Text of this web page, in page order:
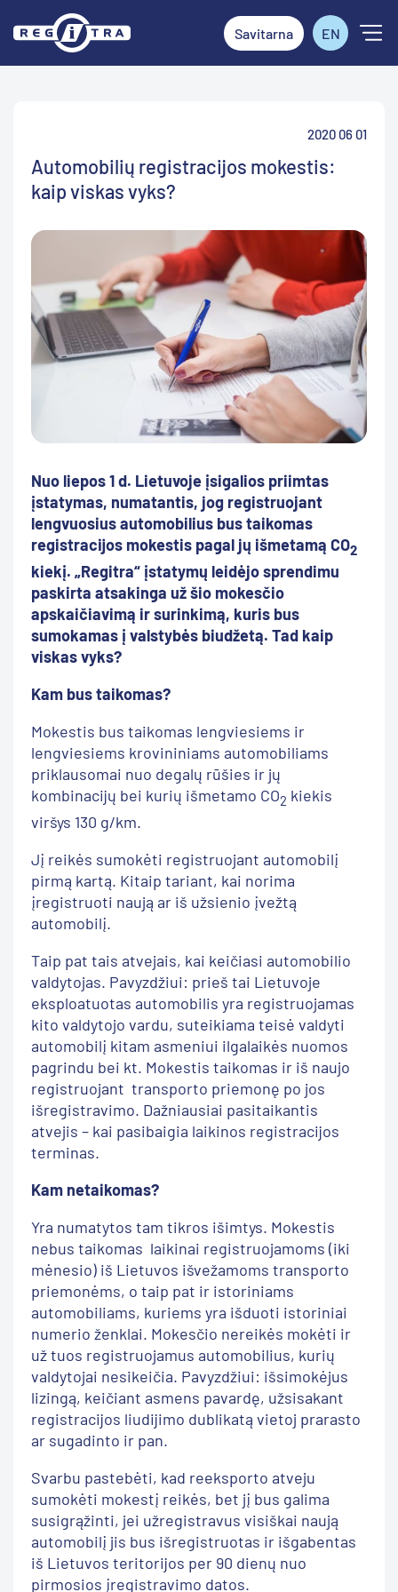
Savitarna EN
2020 06 01
Automobilių registracijos mokestis:
kaip viskas vyks?
Nuo liepos 1 d. Lietuvoje įsigalios priimtas
įstatymas, numatantis, jog registruojant
lengvuosius automobilius bus taikomas
registracijos mokestis pagal jų išmetamą CO2
kiekį. „Regitra“ įstatymų leidėjo sprendimu
paskirta atsakinga už šio mokesčio
apskaičiavimą ir surinkimą, kuris bus
sumokamas į valstybės biudžetą. Tad kaip
viskas vyks?
Kam bus taikomas?
Mokestis bus taikomas lengviesiems ir
lengviesiems krovininiams automobiliams
priklausomai nuo degalų rūšies ir jų
kombinacijų bei kurių išmetamo CO2 kiekis
viršys 130 g/km.
Jį reikės sumokėti registruojant automobilį
pirmą kartą. Kitaip tariant, kai norima
įregistruoti naują ar iš užsienio įvežtą
automobilį.
Taip pat tais atvejais, kai keičiasi automobilio
valdytojas. Pavyzdžiui: prieš tai Lietuvoje
eksploatuotas automobilis yra registruojamas
kito valdytojo vardu, suteikiama teisė valdyti
automobilį kitam asmeniui ilgalaikės nuomos
pagrindu bei kt. Mokestis taikomas ir iš naujo
registruojant transporto priemonę po jos
išregistravimo. Dažniausiai pasitaikantis
atvejis – kai pasibaigia laikinos registracijos
terminas.
Kam netaikomas?
Yra numatytos tam tikros išimtys. Mokestis
nebus taikomas laikinai registruojamoms (iki
mėnesio) iš Lietuvos išvežamoms transporto
priemonėms, o taip pat ir istoriniams
automobiliams, kuriems yra išduoti istoriniai
numerio ženklai. Mokesčio nereikės mokėti ir
už tuos registruojamus automobilius, kurių
valdytojai nesikeičia. Pavyzdžiui: išsimokėjus
lizingą, keičiant asmens pavardę, užsisakant
registracijos liudijimo dublikatą vietoj prarasto
ar sugadinto ir pan.
Svarbu pastebėti, kad reeksporto atveju
sumokėti mokestį reikės, bet jį bus galima
susigrąžinti, jei užregistravus visiškai naują
automobilį jis bus išregistruotas ir išgabentas
iš Lietuvos teritorijos per 90 dienų nuo
pirmosios įregistravimo datos.